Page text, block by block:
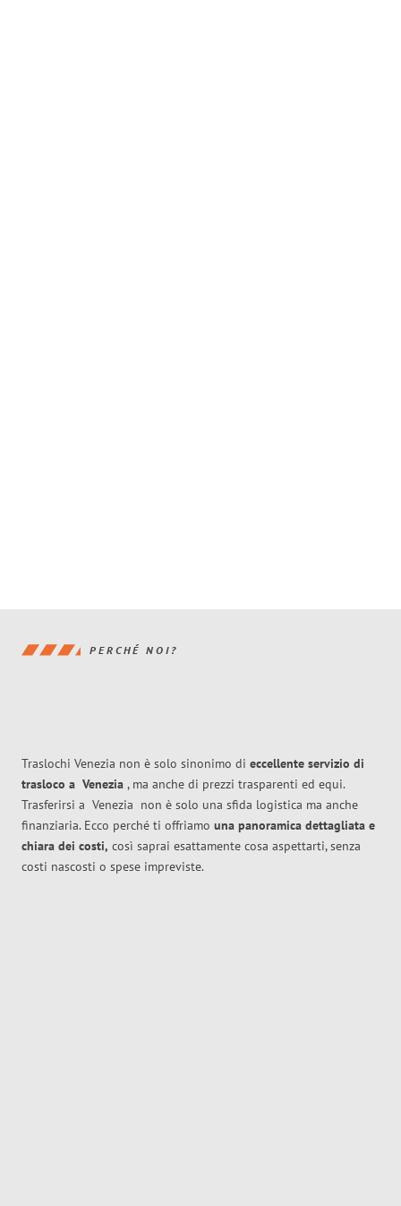
PERCHÉ NOI?
Traslochi Venezia non è solo sinonimo di eccellente servizio di
trasloco a Venezia , ma anche di prezzi trasparenti ed equi.
Trasferirsi a Venezia non è solo una sfida logistica ma anche
finanziaria. Ecco perché ti offriamo una panoramica dettagliata e
chiara dei costi, così saprai esattamente cosa aspettarti, senza
costi nascosti o spese impreviste.